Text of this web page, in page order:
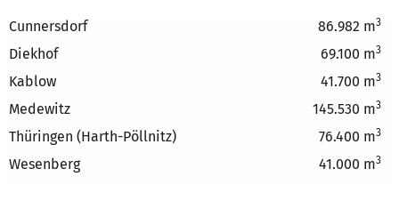
Cunnersdorf 86.982 m3
Diekhof 69.100 m3
Kablow 41.700 m3
Medewitz 145.530 m3
Thüringen (Harth-Pöllnitz) 76.400 m3
Wesenberg 41.000 m3